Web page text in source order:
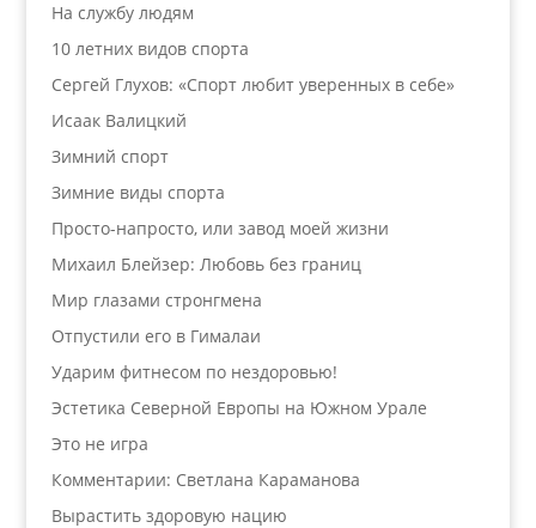
На службу людям
10 летних видов спорта
Сергей Глухов: «Спорт любит уверенных в себе»
Исаак Валицкий
Зимний спорт
Зимние виды спорта
Просто-напросто, или завод моей жизни
Михаил Блейзер: Любовь без границ
Мир глазами стронгмена
Отпустили его в Гималаи
Ударим фитнесом по нездоровью!
Эстетика Северной Европы на Южном Урале
Это не игра
Комментарии: Светлана Караманова
Вырастить здоровую нацию